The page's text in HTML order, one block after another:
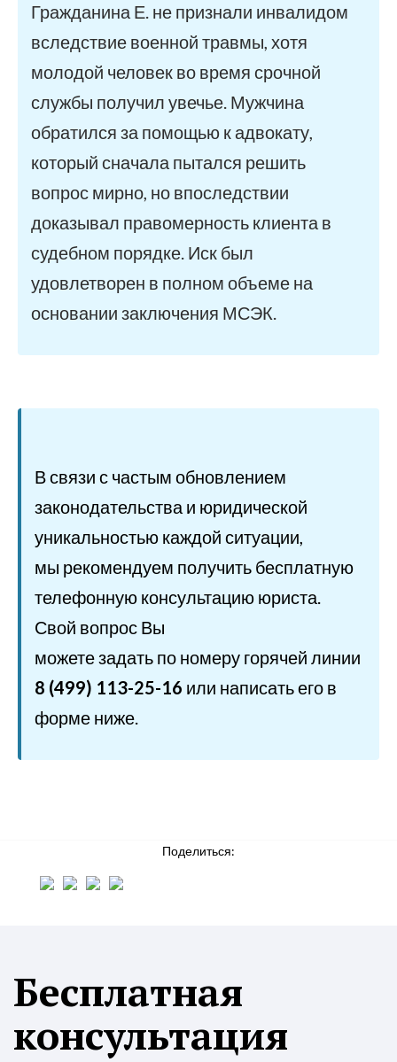
Гражданина Е. не признали инвалидом
вследствие военной травмы, хотя
молодой человек во время срочной
службы получил увечье. Мужчина
обратился за помощью к адвокату,
который сначала пытался решить
вопрос мирно, но впоследствии
доказывал правомерность клиента в
судебном порядке. Иск был
удовлетворен в полном объеме на
основании заключения МСЭК.
В связи с частым обновлением
законодательства и юридической
уникальностью каждой ситуации,
мы рекомендуем получить бесплатную
телефонную консультацию юриста.
Свой вопрос Вы
можете задать по номеру горячей линии
8 (499) 113-25-16 или написать его в
форме ниже.
Поделиться:
Бесплатная
консультация